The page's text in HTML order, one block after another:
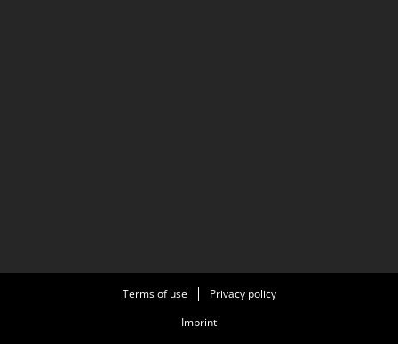
Terms of use
Privacy policy
Imprint